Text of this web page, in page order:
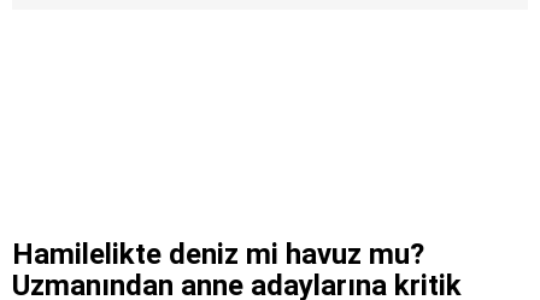
Hamilelikte deniz mi havuz mu?
Uzmanından anne adaylarına kritik